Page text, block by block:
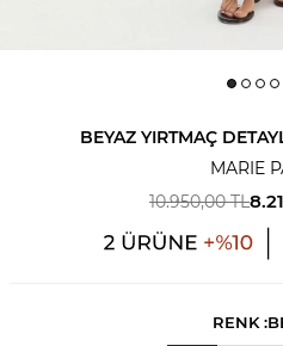
BEYAZ YIRTMAÇ
MARIE
10.950,00TL
RENK :